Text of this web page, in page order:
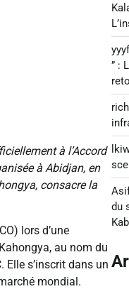
à l’Accord
à Abidjan, en
consacre la
lors d’une
au nom du
s’inscrit dans un
mondial.
” :
du